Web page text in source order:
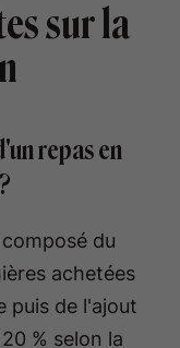
sur la
repas en
du
achetées
puis de l'ajout
% selon la